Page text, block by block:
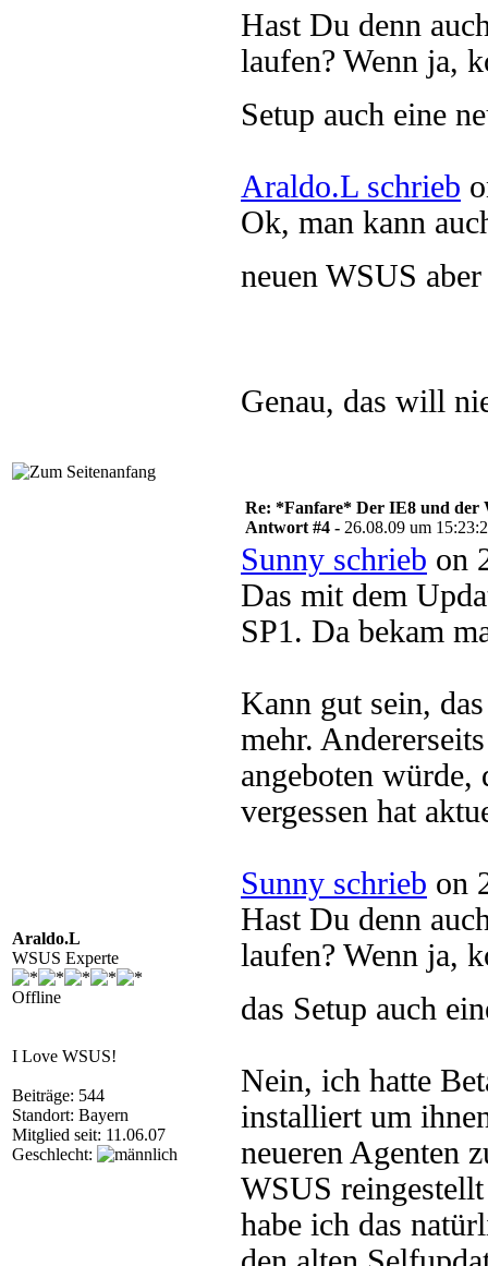
Hast Du denn
laufen? Wenn ja,
Setup auch eine
Araldo.L schrieb
Ok, man kann
neuen WSUS
Genau, das will
Araldo.L
WSUS Experte
Offline
I Love WSUS!
Beiträge: 544
Standort: Bayern
Mitglied seit: 11.06.07
Geschlecht:
Re: *Fanfare* Der IE8 und der
Antwort #4 - 26.08.09 um
Sunny schrieb on
Das mit dem
SP1. Da bekam
Kann gut sein,
mehr.
angeboten
vergessen hat
Sunny schrieb on
Hast Du denn
laufen? Wenn ja,
das Setup auch
Nein, ich hatte
installiert um
neueren Agenten
WSUS
habe ich das